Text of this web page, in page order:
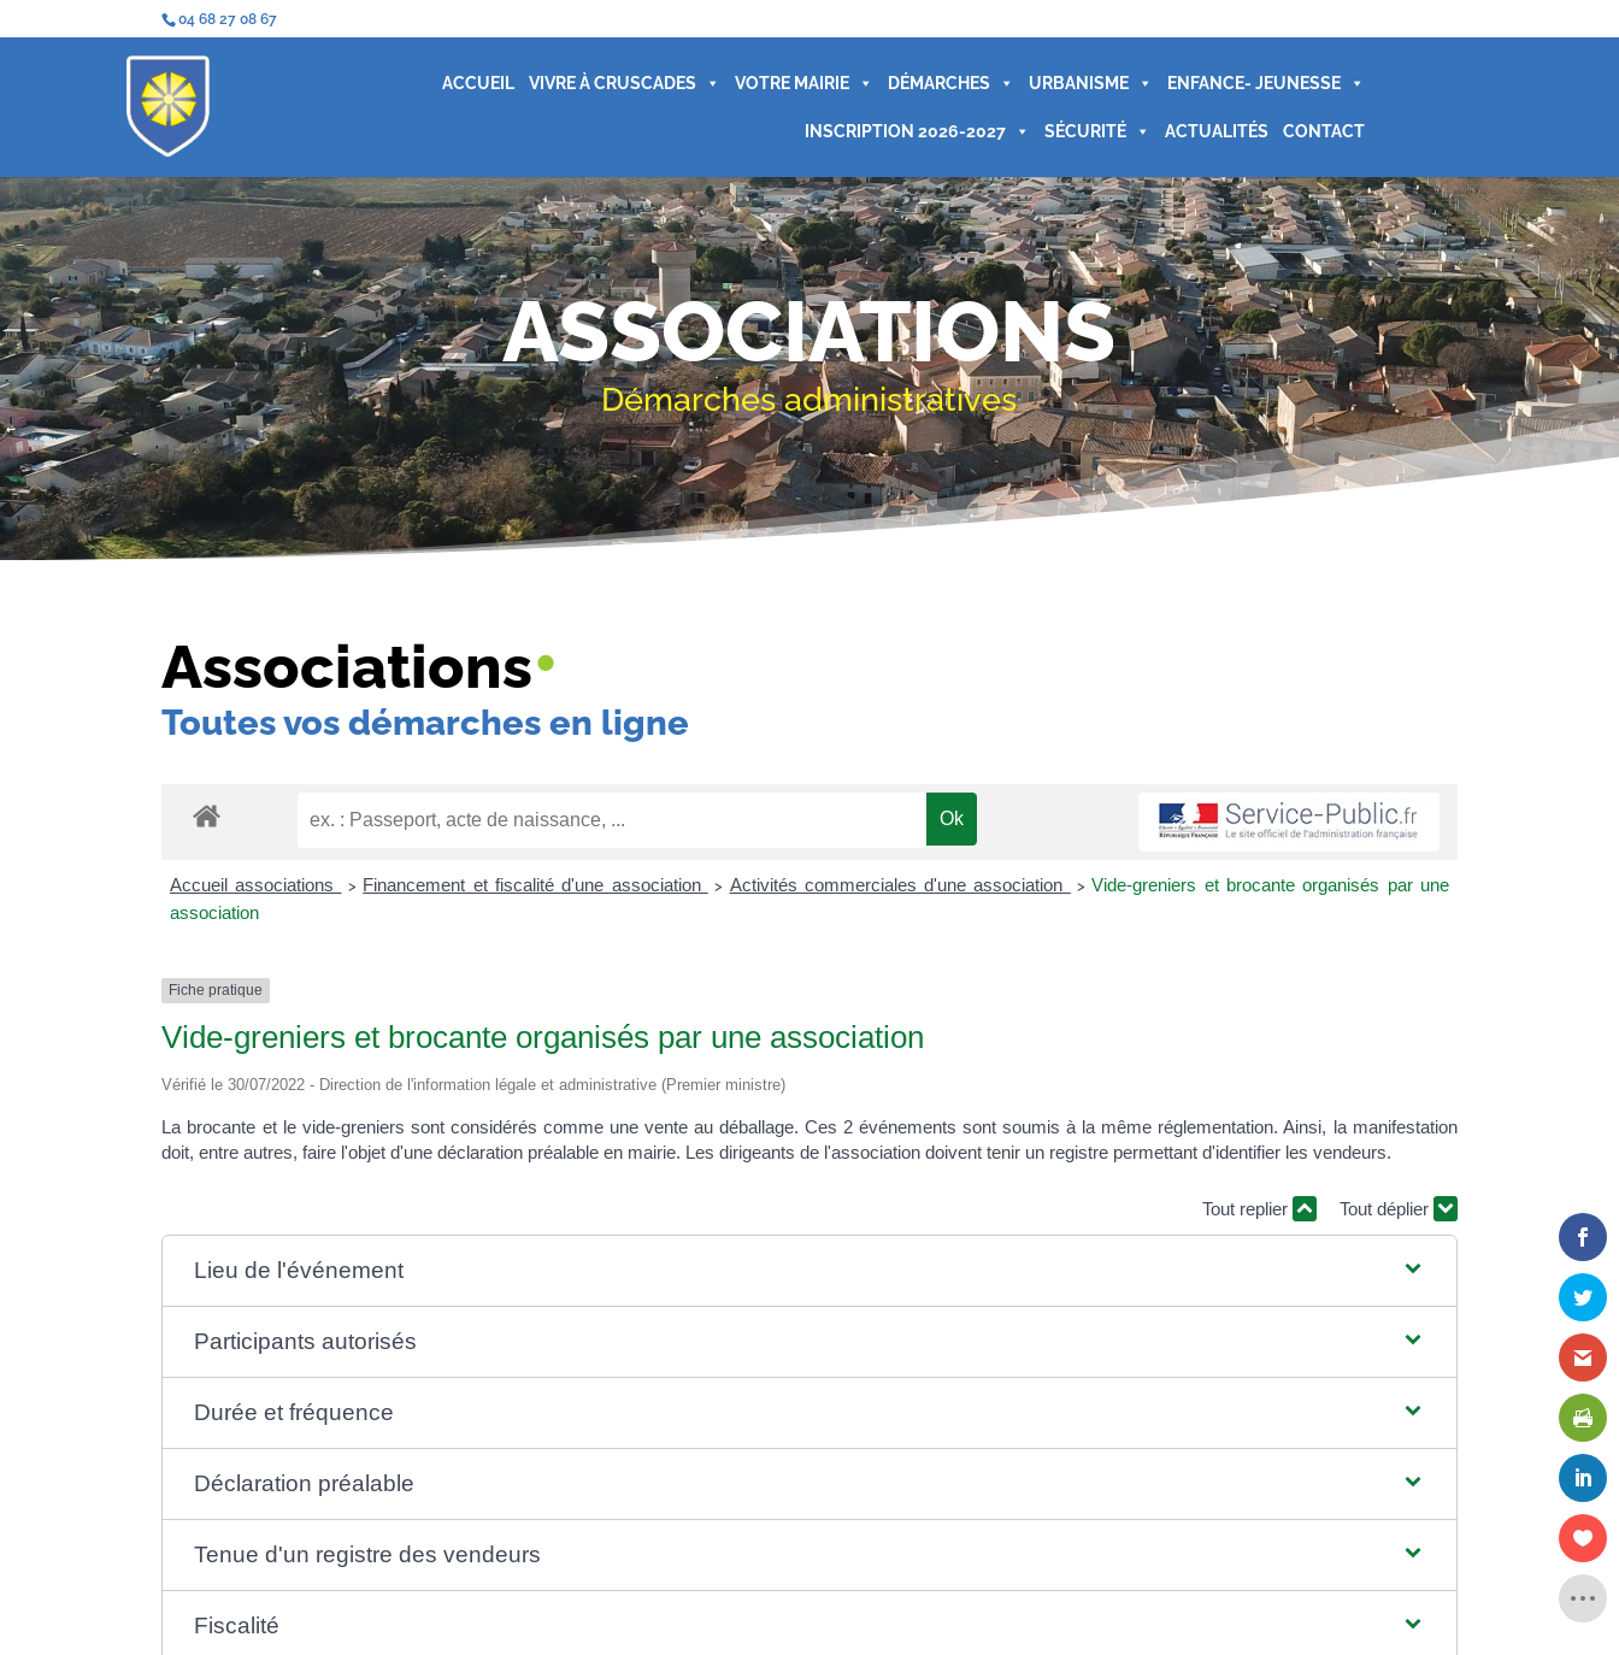
04 68 27 08 67
ACCUEIL VIVRE À CRUSCADES VOTRE MAIRIE DÉMARCHES URBANISME ENFANCE- JEUNESSE
INSCRIPTION 2026-2027 SÉCURITÉ ACTUALITÉS CONTACT
ASSOCIATIONS
Démarches administratives
Associations•
Toutes vos démarches en ligne
Accueil associations > Financement et fiscalité d'une association > Activités commerciales d'une association > Vide-greniers et brocante organisés par une
association
Fiche pratique
Vide-greniers et brocante organisés par une association
Vérifié le 30/07/2022 - Direction de l'information légale et administrative (Premier ministre)
La brocante et le vide-greniers sont considérés comme une vente au déballage. Ces 2 événements sont soumis à la même réglementation. Ainsi, la manifestation
doit, entre autres, faire l'objet d'une déclaration préalable en mairie. Les dirigeants de l'association doivent tenir un registre permettant d'identifier les vendeurs.
Tout replier Tout déplier
Lieu de l'événement
Participants autorisés
Durée et fréquence
Déclaration préalable
Tenue d'un registre des vendeurs
Fiscalité